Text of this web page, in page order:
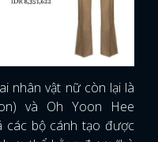
nhân vật nữ còn lại là
và Oh Yoon Hee
các bộ cánh tạo được